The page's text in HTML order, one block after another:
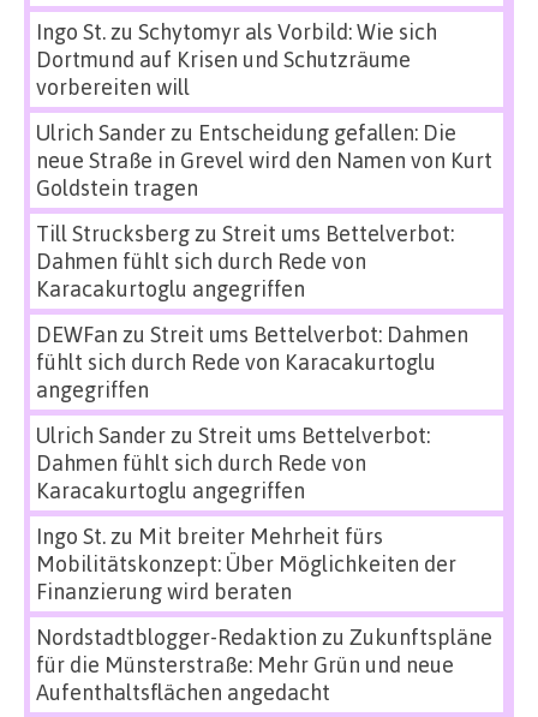
Ingo St.zu Schytomyr als Vorbild: Wie sich
Dortmund auf Krisen und Schutzräume
vorbereiten will
Ulrich Sanderzu Entscheidung gefallen: Die
neue Straße in Grevel wird den Namen von Kurt
Goldstein tragen
Till Strucksbergzu Streit ums Bettelverbot:
Dahmen fühlt sich durch Rede von
Karacakurtoglu angegriffen
DEWFan zu Streit ums Bettelverbot: Dahmen
fühlt sich durch Rede von Karacakurtoglu
angegriffen
Ulrich Sanderzu Streit ums Bettelverbot:
Dahmen fühlt sich durch Rede von
Karacakurtoglu angegriffen
Ingo St.zu Mit breiter Mehrheit fürs
Mobilitätskonzept: Über Möglichkeiten der
Finanzierung wird beraten
Nordstadtblogger-Redaktion zu Zukunftspläne
für die Münsterstraße: Mehr Grün und neue
Aufenthaltsflächen angedacht